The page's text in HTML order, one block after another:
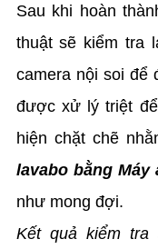
Sau khi hoàn
thuật sẽ kiểm tra
camera nội soi để
được xử lý triệt
hiện chặt chẽ
lavabo bằng
như mong đợi.
Kết quả kiểm